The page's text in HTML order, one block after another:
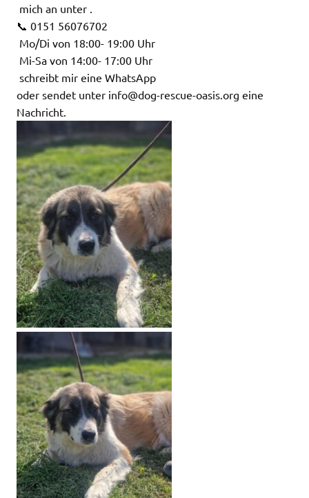
mich an unter .
📞 0151 56076702
Mo/Di von 18:00- 19:00 Uhr
Mi-Sa von 14:00- 17:00 Uhr
schreibt mir eine WhatsApp
oder sendet unter info@dog-rescue-oasis.org eine
Nachricht.